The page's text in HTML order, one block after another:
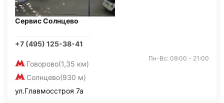
Сервис Солнцево
+7 (495) 125-38-41
Говорово(1,35 км)
Солнцево(930 м)
Пн-Вс: 09:00 - 21:00
ул.Главмосстроя 7а